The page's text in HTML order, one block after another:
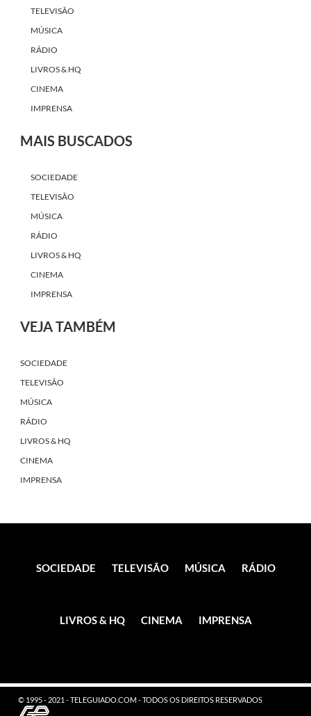
TELEVISÃO
MÚSICA
RÁDIO
LIVROS & HQ
CINEMA
IMPRENSA
MAIS BUSCADOS
SOCIEDADE
TELEVISÃO
MÚSICA
RÁDIO
LIVROS & HQ
CINEMA
IMPRENSA
VEJA TAMBÉM
SOCIEDADE
TELEVISÃO
MÚSICA
RÁDIO
LIVROS & HQ
CINEMA
IMPRENSA
SOCIEDADE TELEVISÃO MÚSICA RÁDIO
LIVROS & HQ CINEMA IMPRENSA
© 1995 - 2021 - TELEGUIADO.COM - TODOS OS DIREITOS RESERVADOS